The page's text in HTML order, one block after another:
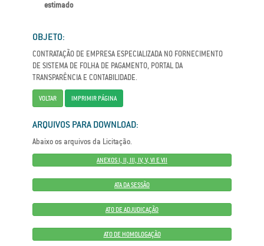
estimado
OBJETO:
CONTRATAÇÃO DE EMPRESA ESPECIALIZADA NO FORNECIMENTO
DE SISTEMA DE FOLHA DE PAGAMENTO, PORTAL DA
TRANSPARÊNCIA E CONTABILIDADE.
VOLTAR IMPRIMIR PÁGINA
ARQUIVOS PARA DOWNLOAD:
Abaixo os arquivos da Licitação.
ANEXOS I, II, III, IV, V, VI E VII
ATA DA SESSÃO
ATO DE ADJUDICAÇÃO
ATO DE HOMOLOGAÇÃO